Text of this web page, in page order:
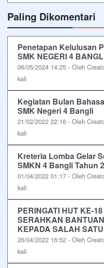
Paling Dikomentari
Penetapan Kelulusan
SMK NEGERI 4
06/05/2024 14:25 - Oleh
kali
Kegiatan Bulan
SMK Negeri 4 Bangli
21/02/2022 22:16 - Oleh
kali
Kreteria Lomba Gelar
SMKN 4 Bangli Tahun
01/04/2022 01:17 - Oleh
kali
PERINGATI HUT KE-
SERAHKAN
KEPADA SALAH
26/04/2022 16:52 - Oleh
kali